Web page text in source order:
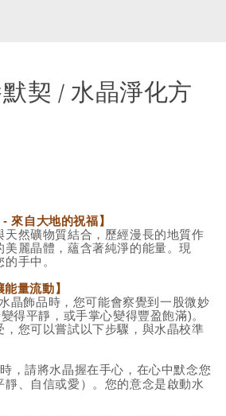
契 / 水晶淨化方
來自大地的祝福】
天然礦物質結合，歷經漫長的地質作
美麗晶體，蘊含著純淨的能量。現
手中。
量流動】
晶飾品時，您可能會察覺到一股微妙
得平靜，或手掌心變得豐盈飽滿)。
，您可以嘗試以下步驟，與水晶校準
，請將水晶握在手心，在心中默念您
靜、自信或愛）。您的意念是啟動水